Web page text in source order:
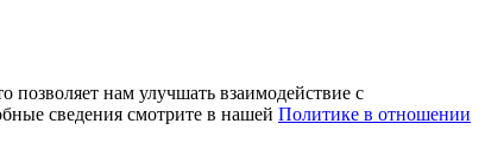
нам улучшать взаимодействие с
сведения смотрите в нашей Политике в отношении